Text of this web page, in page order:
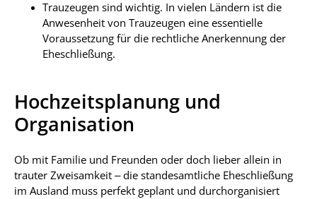
Trauzeugen sind wichtig. In vielen Ländern ist die
Anwesenheit von Trauzeugen eine essentielle
Voraussetzung für die rechtliche Anerkennung der
Eheschließung.
Hochzeitsplanung und
Organisation
Ob mit Familie und Freunden oder doch lieber allein in
trauter Zweisamkeit – die standesamtliche Eheschließung
im Ausland muss perfekt geplant und durchorganisiert